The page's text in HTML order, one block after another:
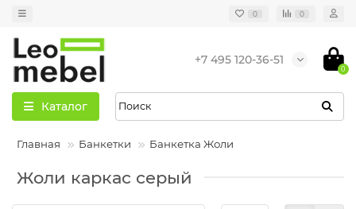
0 0
+7 495 120-36-51
0
Каталог
Главная Банкетки Банкетка Жоли
Жоли каркас серый